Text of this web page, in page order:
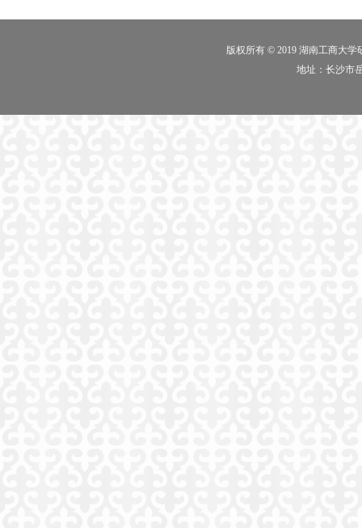
版权所有 © 2019 湖南工商大学
地址：长沙市